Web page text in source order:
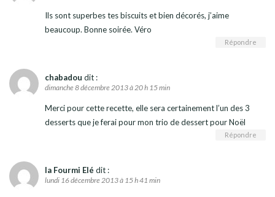
Ils sont superbes tes biscuits et bien décorés, j’aime
beaucoup. Bonne soirée. Véro
Répondre
chabadou dit :
dimanche 8 décembre 2013 à 20 h 15 min
Merci pour cette recette, elle sera certainement l’un des 3
desserts que je ferai pour mon trio de dessert pour Noël
Répondre
la Fourmi Elé dit :
lundi 16 décembre 2013 à 15 h 41 min